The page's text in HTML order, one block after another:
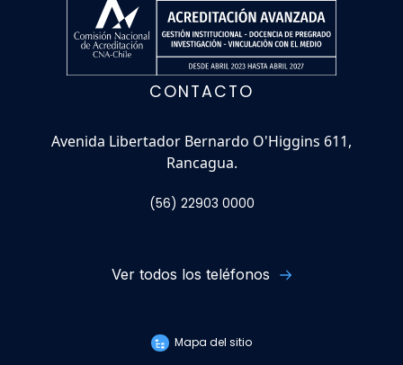
CONTACTO
Avenida Libertador Bernardo O'Higgins 611,
Rancagua.
(56) 22903 0000
Ver todos los teléfonos
Mapa del sitio